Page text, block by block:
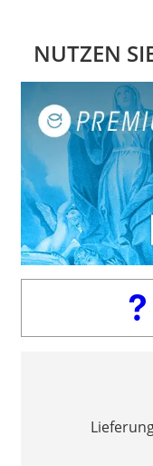
NUTZEN